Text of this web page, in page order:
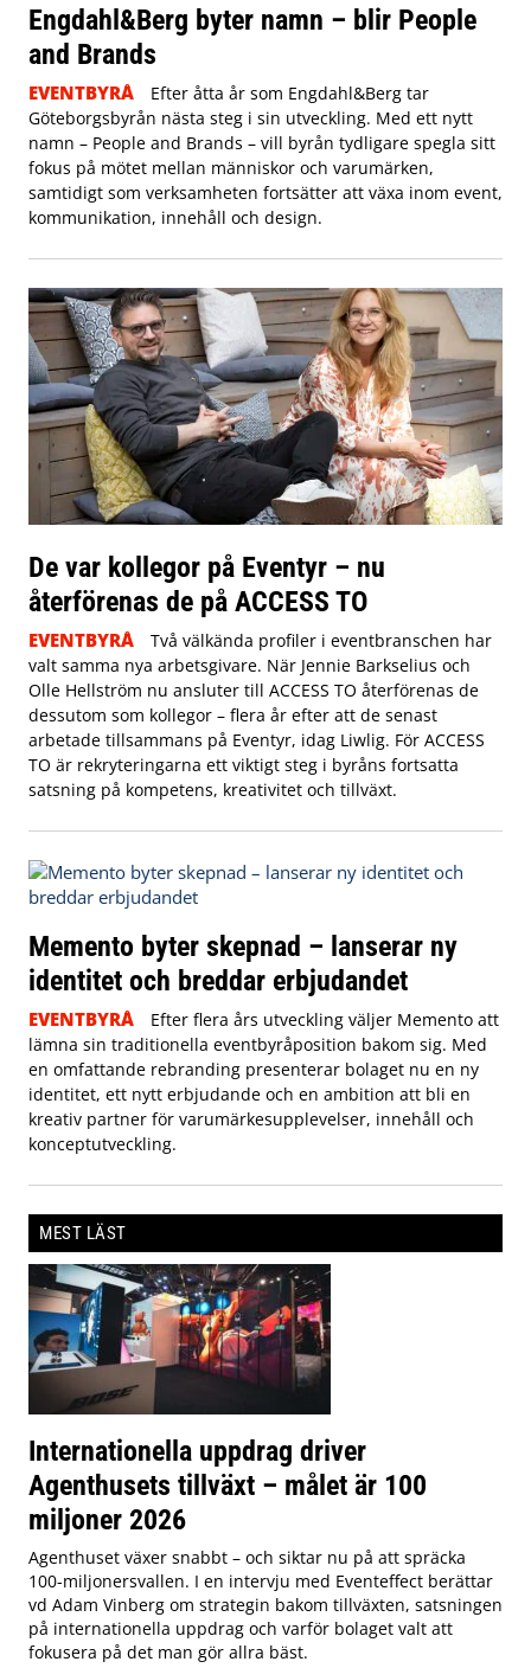
Engdahl&Berg byter namn – blir People
and Brands
EVENTBYRÅ
Efter åtta år som Engdahl&Berg tar
Göteborgsbyrån nästa steg i sin utveckling. Med ett nytt
namn – People and Brands – vill byrån tydligare spegla sitt
fokus på mötet mellan människor och varumärken,
samtidigt som verksamheten fortsätter att växa inom event,
kommunikation, innehåll och design.
De var kollegor på Eventyr – nu
återförenas de på ACCESS TO
EVENTBYRÅ
Två välkända profiler i eventbranschen har
valt samma nya arbetsgivare. När Jennie Barkselius och
Olle Hellström nu ansluter till ACCESS TO återförenas de
dessutom som kollegor – flera år efter att de senast
arbetade tillsammans på Eventyr, idag Liwlig. För ACCESS
TO är rekryteringarna ett viktigt steg i byråns fortsatta
satsning på kompetens, kreativitet och tillväxt.
Memento byter skepnad – lanserar ny
identitet och breddar erbjudandet
EVENTBYRÅ
Efter flera års utveckling väljer Memento att
lämna sin traditionella eventbyråposition bakom sig. Med
en omfattande rebranding presenterar bolaget nu en ny
identitet, ett nytt erbjudande och en ambition att bli en
kreativ partner för varumärkesupplevelser, innehåll och
konceptutveckling.
MEST LÄST
Internationella uppdrag driver
Agenthusets tillväxt – målet är 100
miljoner 2026
Agenthuset växer snabbt – och siktar nu på att spräcka
100-miljonersvallen. I en intervju med Eventeffect berättar
vd Adam Vinberg om strategin bakom tillväxten, satsningen
på internationella uppdrag och varför bolaget valt att
fokusera på det man gör allra bäst.